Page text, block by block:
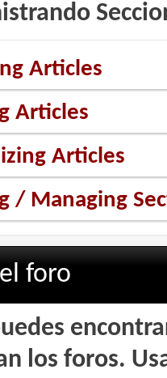
Articles
Articles
Articles
/ Managing
foro
los foros.